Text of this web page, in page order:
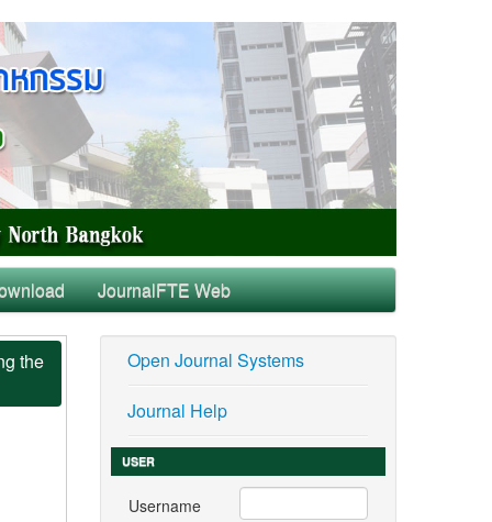
JournalFTE Web
the
Open Journal Systems
Journal Help
USER
Username